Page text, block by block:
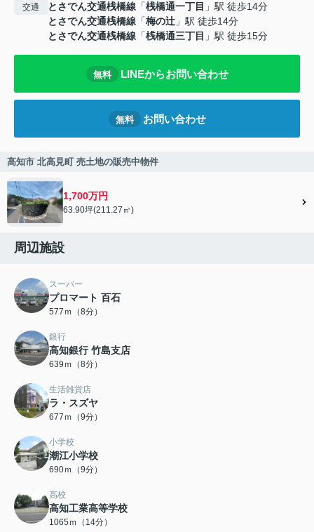
交通 とさでん交通桟橋線 「桟橋通一丁目 」駅 徒歩14分
とさでん交通桟橋線 「梅の辻 」駅 徒歩14分
とさでん交通桟橋線 「桟橋通三丁目 」駅 徒歩15分
無料 LINEからお問い合わせ
無料 お問い合わせ
高知市 北高見町 売土地の販売中物件
1,700万円
63.90坪(211.27㎡)
周辺施設
スーパー
プロマート 百石
577ｍ（8分）
銀行
高知銀行 竹島支店
639ｍ（8分）
生活雑貨店
ラ・スズヤ
677ｍ（9分）
小学校
潮江小学校
690ｍ（9分）
高校
高知工業高等学校
1065ｍ（14分）